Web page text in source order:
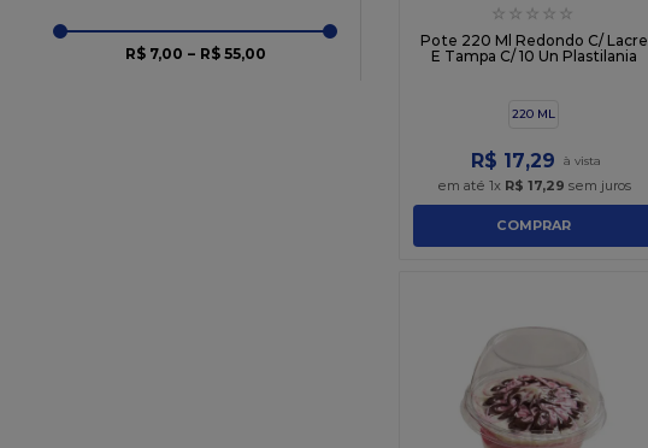
R$ 7,00 – R$ 55,00
☆ ☆ ☆ ☆ ☆
Pote 220 Ml Redondo C/ Lacre
E Tampa C/ 10 Un Plastilania
220 ML
R$ 17,29
em até 1x R$ 17,29 sem juros
COMPRAR